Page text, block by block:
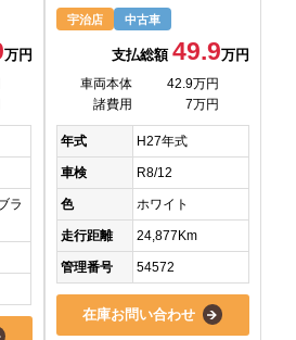
万円
ラ
宇治店 中古車
支払総額49.9万円
車両本体
42.9万円
諸費用
7万円
年式 H27年式
車検 R8/12
色 ホワイト
走行距離 24,877Km
管理番号 54572
在庫お問い合わせ